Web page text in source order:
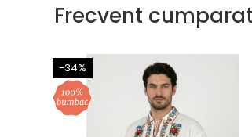
Frecvent
-34%